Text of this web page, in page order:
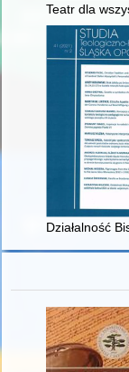
Teatr dla
Działalność